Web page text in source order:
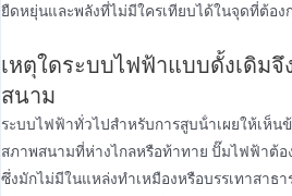
ยืดหยุ่นและพลังที่ไม่มีใครเทียบได้ในจุดที่ต้อง
เหตุใดระบบไฟฟ้าแบบดั้งเดิม
สนาม
ระบบไฟฟ้าทั่วไปสําหรับการสูบน้ําเผยให้เห็
สภาพสนามที่ห่างไกลหรือท้าทาย ปั๊มไฟฟ้าต้อ
ซึ่งมักไม่มีในแหล่งทําเหมืองหรือบรรเทาสาธ